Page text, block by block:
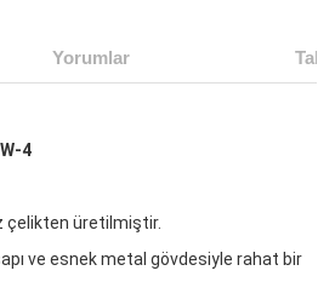
Yorumlar
4
çelikten üretilmiştir.
ve esnek metal gövdesiyle rahat bir